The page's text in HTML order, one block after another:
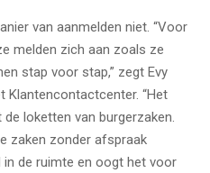
van aanmelden niet. “Voor
melden zich aan zoals ze
stap voor stap,” zegt Evy
Klantencontactcenter. “Het
loketten van burgerzaken.
zaken zonder afspraak
de ruimte en oogt het voor